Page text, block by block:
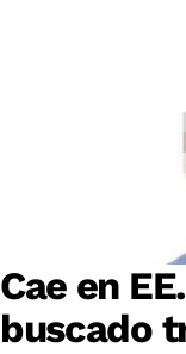
Cae en
buscado